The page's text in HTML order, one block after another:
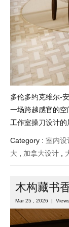
多伦多约克维尔-
一场跨越感官的
工作室操刀设计的
Category : 室内设
大
加拿大设计
木构藏书
Mar 25 , 2026 |